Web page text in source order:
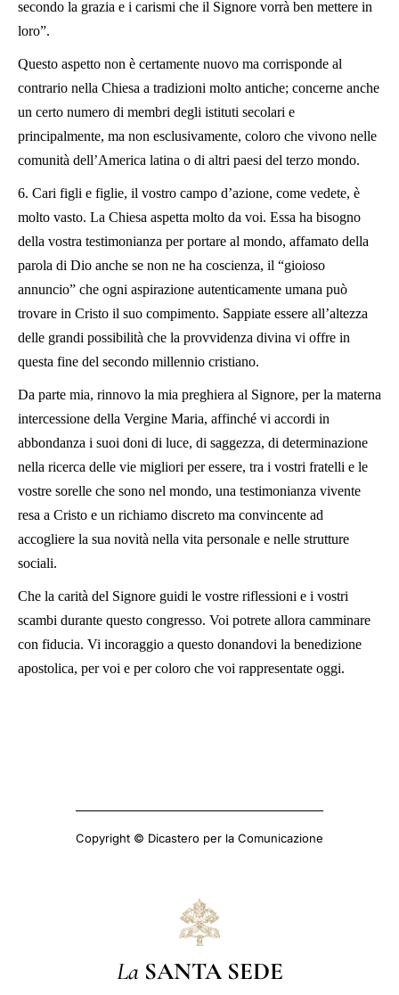
secondo la grazia e i carismi che il Signore vorrà ben mettere in
loro”.
Questo aspetto non è certamente nuovo ma corrisponde al
contrario nella Chiesa a tradizioni molto antiche; concerne anche
un certo numero di membri degli istituti secolari e
principalmente, ma non esclusivamente, coloro che vivono nelle
comunità dell’America latina o di altri paesi del terzo mondo.
6. Cari figli e figlie, il vostro campo d’azione, come vedete, è
molto vasto. La Chiesa aspetta molto da voi. Essa ha bisogno
della vostra testimonianza per portare al mondo, affamato della
parola di Dio anche se non ne ha coscienza, il “gioioso
annuncio” che ogni aspirazione autenticamente umana può
trovare in Cristo il suo compimento. Sappiate essere all’altezza
delle grandi possibilità che la provvidenza divina vi offre in
questa fine del secondo millennio cristiano.
Da parte mia, rinnovo la mia preghiera al Signore, per la materna
intercessione della Vergine Maria, affinché vi accordi in
abbondanza i suoi doni di luce, di saggezza, di determinazione
nella ricerca delle vie migliori per essere, tra i vostri fratelli e le
vostre sorelle che sono nel mondo, una testimonianza vivente
resa a Cristo e un richiamo discreto ma convincente ad
accogliere la sua novità nella vita personale e nelle strutture
sociali.
Che la carità del Signore guidi le vostre riflessioni e i vostri
scambi durante questo congresso. Voi potrete allora camminare
con fiducia. Vi incoraggio a questo donandovi la benedizione
apostolica, per voi e per coloro che voi rappresentate oggi.
Copyright © Dicastero per la Comunicazione
La SANTA SEDE